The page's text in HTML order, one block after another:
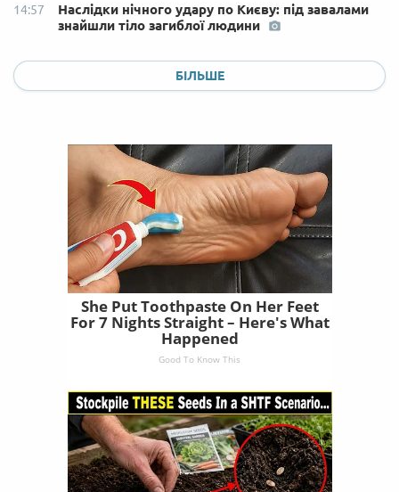
14:57
Наслідки нічного удару по Києву: під завалами
знайшли тіло загиблої людини
БІЛЬШЕ
She Put Toothpaste On Her Feet
For 7 Nights Straight – Here's What
Happened
Good To Know This